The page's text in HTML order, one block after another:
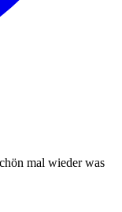
mal wieder was